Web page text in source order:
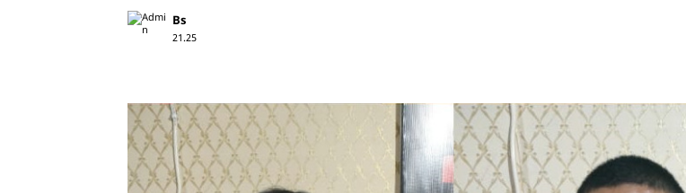
Bs
21.25